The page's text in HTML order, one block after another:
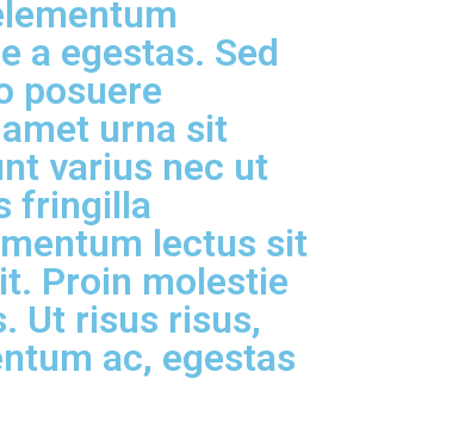
a egestas. Sed
posuere
urna sit
varius nec ut
fringilla
lectus sit
Proin molestie
Ut risus risus,
ac, egestas